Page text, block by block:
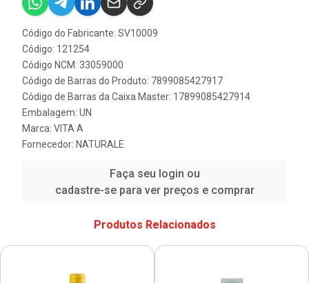
Código do Fabricante: SV10009
Código: 121254
Código NCM: 33059000
Código de Barras do Produto: 7899085427917
Código de Barras da Caixa Master: 17899085427914
Embalagem: UN
Marca: VITA A
Fornecedor: NATURALE
Faça seu login ou
cadastre-se para ver preços e comprar
Produtos Relacionados